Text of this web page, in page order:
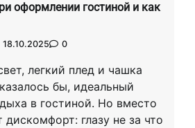
оформлении гостиной и как
18.10.2025 0
легкий плед и чашка
бы, идеальный
в гостиной. Но вместо
дискомфорт: глазу не за что